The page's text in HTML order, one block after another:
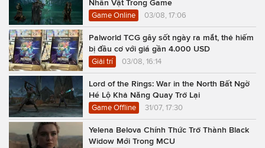
Nhân Vật Trong Game
Game Online 03/08, 17:06
Palworld TCG gây sốt ngày ra mắt, thẻ hiếm
bị đầu cơ với giá gần 4.000 USD
Giải trí 03/08, 16:14
Lord of the Rings: War in the North Bất Ngờ
Hé Lộ Khả Năng Quay Trở Lại
Game Offline 31/07, 17:30
Yelena Belova Chính Thức Trở Thành Black
Widow Mới Trong MCU